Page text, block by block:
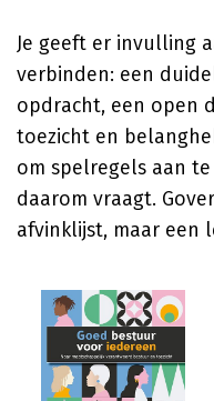
Je geeft er invulling
verbinden: een
opdracht, een open
toezicht en
om spelregels aan
daarom vraagt.
afvinklijst, maar een